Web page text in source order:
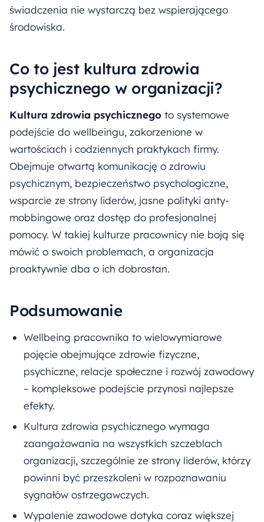
świadczenia nie wystarczą bez wspierającego
środowiska.
Co to jest kultura zdrowia
psychicznego w organizacji?
Kultura zdrowia psychicznego to systemowe
podejście do wellbeingu, zakorzenione w
wartościach i codziennych praktykach firmy.
Obejmuje otwartą komunikację o zdrowiu
psychicznym, bezpieczeństwo psychologiczne,
wsparcie ze strony liderów, jasne polityki anty-
mobbingowe oraz dostęp do profesjonalnej
pomocy. W takiej kulturze pracownicy nie boją się
mówić o swoich problemach, a organizacja
proaktywnie dba o ich dobrostan.
Podsumowanie
Wellbeing pracownika to wielowymiarowe
pojęcie obejmujące zdrowie fizyczne,
psychiczne, relacje społeczne i rozwój zawodowy
– kompleksowe podejście przynosi najlepsze
efekty.
Kultura zdrowia psychicznego wymaga
zaangażowania na wszystkich szczeblach
organizacji, szczególnie ze strony liderów, którzy
powinni być przeszkoleni w rozpoznawaniu
sygnałów ostrzegawczych.
Wypalenie zawodowe dotyka coraz większej